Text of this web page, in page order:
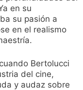
en su
su pasión a
en el realismo
Bertolucci
del cine,
y audaz sobre